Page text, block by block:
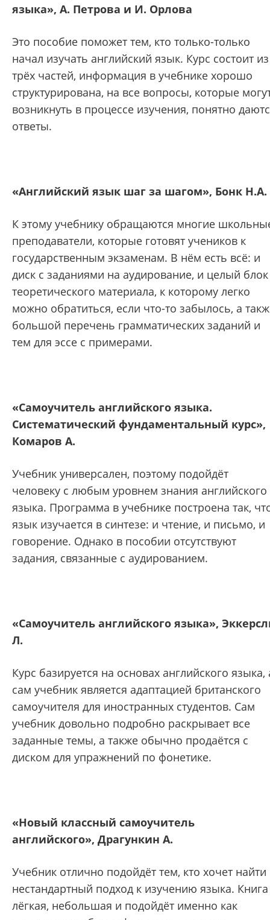
языка», А. Петрова и И. Орлова
Это пособие поможет тем, кто только-только
начал изучать английский язык. Курс состоит из
трёх частей, информация в учебнике хорошо
структурирована, на все вопросы, которые
возникнуть в процессе изучения, понятно
ответы.
«Английский язык шаг за шагом», Бонк Н.А.
К этому учебнику обращаются многие
преподаватели, которые готовят учеников к
государственным экзаменам. В нём есть всё: и
диск с заданиями на аудирование, и целый блок
теоретического материала, к которому легко
можно обратиться, если что-то забылось, а
большой перечень грамматических заданий и
тем для эссе с примерами.
«Самоучитель английского языка.
Систематический фундаментальный курс»,
Комаров А.
Учебник универсален, поэтому подойдёт
человеку с любым уровнем знания английского
языка. Программа в учебнике построена так,
язык изучается в синтезе: и чтение, и письмо, и
говорение. Однако в пособии отсутствуют
задания, связанные с аудированием.
«Самоучитель английского языка»,
Л.
Курс базируется на основах английского языка,
сам учебник является адаптацией британского
самоучителя для иностранных студентов. Сам
учебник довольно подробно раскрывает все
заданные темы, а также обычно продаётся с
диском для упражнений по фонетике.
«Новый классный самоучитель
английского», Драгункин А.
Учебник отлично подойдёт тем, кто хочет найти
нестандартный подход к изучению языка. Книга
лёгкая, небольшая и подойдёт именно как